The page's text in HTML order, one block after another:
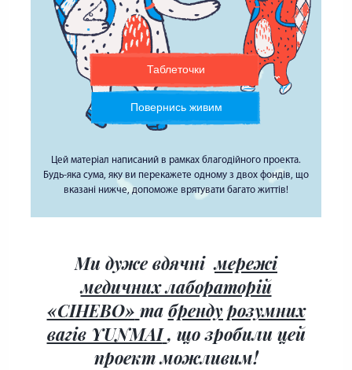
Цей матеріал написаний в рамках благодійного проекта.
Будь-яка сума, яку ви перекажете одному з двох фондів, що
вказані нижче, допоможе врятувати багато життів!
Таблеточки
Повернись живим
Ми дуже вдячнімережі
медичних лабораторій
«СІНЕВО» та бренду розумних
вагів YUNMAI , що зробили цей
проект можливим!